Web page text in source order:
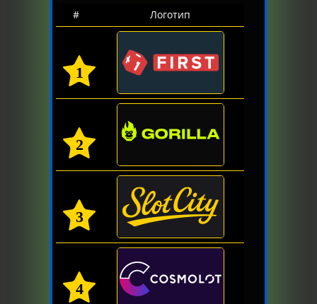
# Логотип
1
2
3
4